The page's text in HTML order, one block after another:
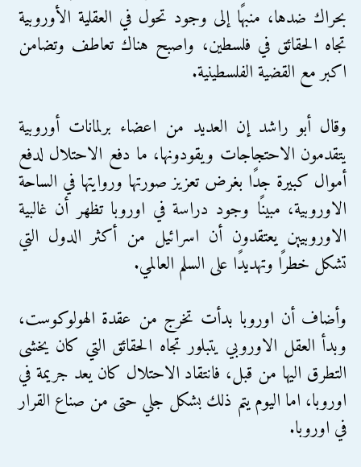
بحراك ضدها، منبهًا إلى وجود تحول في العقلية الأوروبية
تجاه الحقائق في فلسطين، واصبح هناك تعاطف وتضامن
اكبر مع القضية الفلسطينية.
وقال أبو راشد إن العديد من اعضاء برلمانات أوروبية
يتقدمون الاحتجاجات ويقودونها، ما دفع الاحتلال لدفع
أموال كبيرة جدًا بغرض تعزيز صورتها وروايتها في الساحة
الاوروبية، مبينًا وجود دراسة في اوروبا تظهر أن غالبية
الاوروبيين يعتقدون أن اسرائيل من أكثر الدول التي
تشكل خطرًا وتهديدًا على السلم العالمي.
وأضاف أن اوروبا بدأت تخرج من عقدة الهولوكوست،
وبدأ العقل الاوروبي يتبلور تجاه الحقائق التي كان يخشى
التطرق اليها من قبل، فانتقاد الاحتلال كان يعد جريمة في
اوروبا، اما اليوم يتم ذلك بشكل جلي حتى من صناع القرار
في اوروبا.